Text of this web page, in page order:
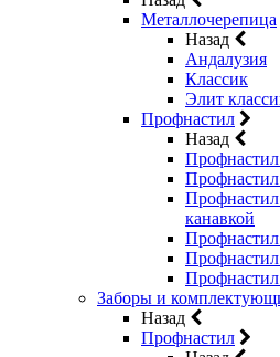
Металлочерепица
Назад
Андалузия
Классик
Элит
Профнастил
Назад
канавкой
Заборы и
Назад
Профнастил